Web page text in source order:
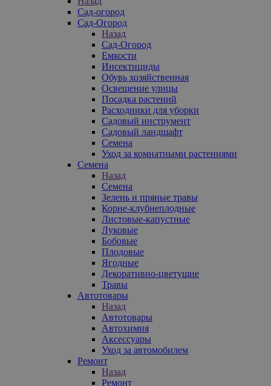
Сад-огород
Сад-Огород
Назад
Сад-Огород
Емкости
Инсектициды
Обувь хозяйственная
Освещение улицы
Посадка растений
Расходники для уборки
Садовый инструмент
Садовый ландшафт
Семена
Уход за комнатными растениями
Семена
Назад
Семена
Зелень и пряные травы
Корне-клубнеплодные
Листовые-капустные
Луковые
Бобовые
Плодовые
Ягодные
Декоративно-цветущие
Травы
Автотовары
Назад
Автотовары
Автохимия
Аксессуары
Уход за автомобилем
Ремонт
Назад
Ремонт